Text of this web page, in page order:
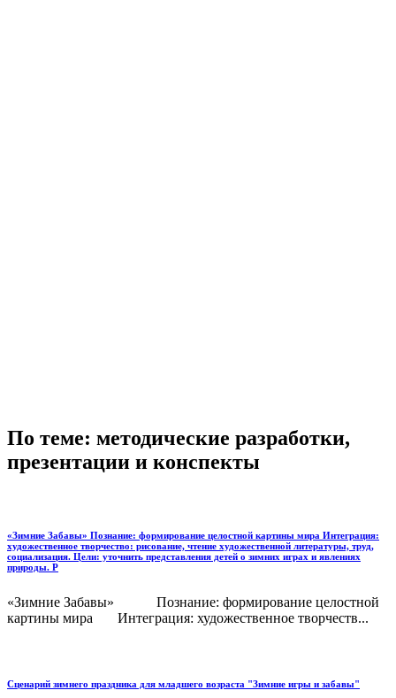
По теме: методические разработки,
презентации и конспекты
«Зимние Забавы» Познание: формирование целостной картины мира Интеграция:
художественное творчество: рисование, чтение художественной литературы, труд,
социализация. Цели: уточнить представления детей о зимних играх и явлениях
природы. Р
«Зимние Забавы» Познание: формирование целостной
картины мира Интеграция: художественное творчеств...
Сценарий зимнего праздника для младшего возраста "Зимние игры и забавы"